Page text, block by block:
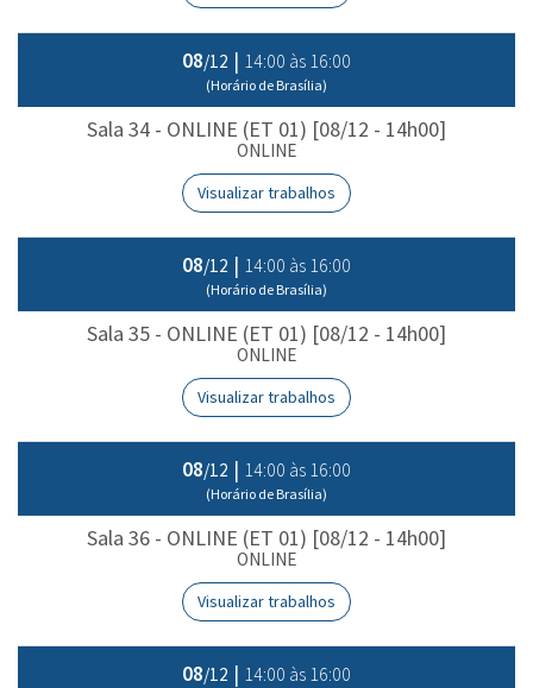
08/12 | 14:00 às 16:00
(Horário de Brasília)
Sala 34 - ONLINE (ET 01) [08/12 - 14h00]
ONLINE
Visualizar trabalhos
08/12 | 14:00 às 16:00
(Horário de Brasília)
Sala 35 - ONLINE (ET 01) [08/12 - 14h00]
ONLINE
Visualizar trabalhos
08/12 | 14:00 às 16:00
(Horário de Brasília)
Sala 36 - ONLINE (ET 01) [08/12 - 14h00]
ONLINE
Visualizar trabalhos
08/12 | 14:00 às 16:00